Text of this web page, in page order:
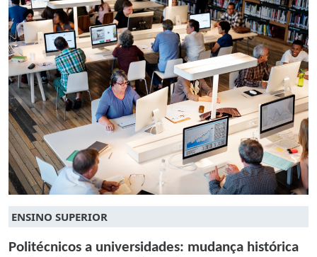
ENSINO SUPERIOR
Politécnicos a universidades: mudança histórica